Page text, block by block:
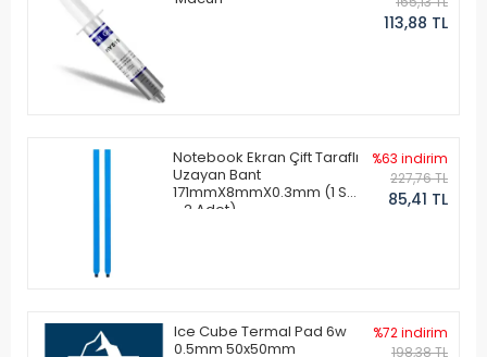
113,88 TL
Notebook Ekran Çift Taraflı
Uzayan Bant
171mmX8mmX0.3mm (1 Set
- 2 Adet)
%63 indirim
227,76 TL
85,41 TL
Ice Cube Termal Pad 6w
0.5mm 50x50mm
%72 indirim
198,38 TL